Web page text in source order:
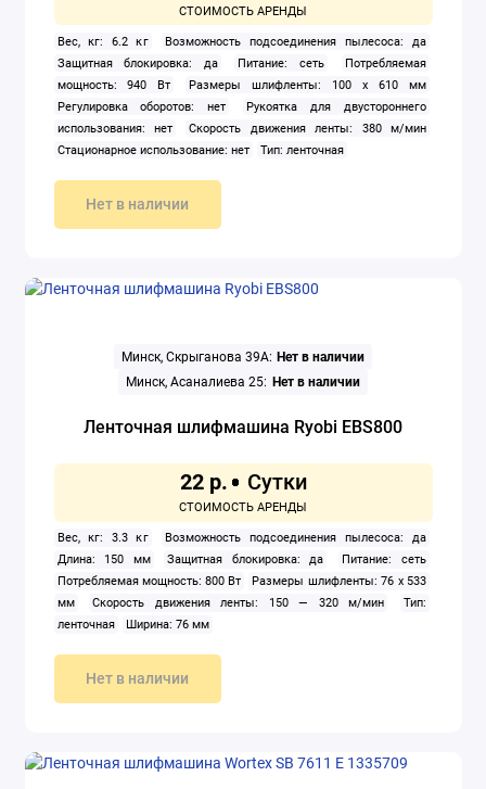
Вес, кг: 6.2 кг
Возможность подсоединения пылесоса: да
Защитная блокировка: да
Питание: сеть
Потребляемая
мощность: 940 Вт
Размеры шлифленты: 100 x 610 мм
Регулировка оборотов: нет
Рукоятка для двустороннего
использования: нет
Скорость движения ленты: 380 м/мин
Стационарное использование: нет
Тип: ленточная
Нет в наличии
Минск, Скрыганова 39А: Нет в наличии
Минск, Асаналиева 25: Нет в наличии
Ленточная шлифмашина Ryobi EBS800
22 р.
Вес, кг: 3.3 кг
Возможность подсоединения пылесоса: да
Длина: 150 мм
Защитная блокировка: да
Питание: сеть
Потребляемая мощность: 800 Вт
Размеры шлифленты: 76 x 533
мм
Скорость движения ленты: 150 — 320 м/мин
Тип:
ленточная
Ширина: 76 мм
Нет в наличии